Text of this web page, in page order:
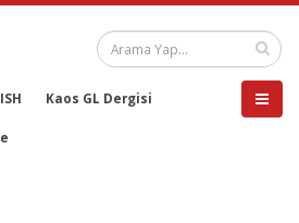
Kaos GL Dergisi